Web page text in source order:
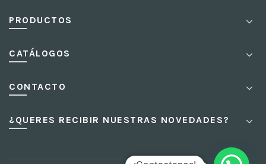
PRODUCTOS
CATÁLOGOS
CONTACTO
¿QUERES RECIBIR NUESTRAS NOVEDADES?